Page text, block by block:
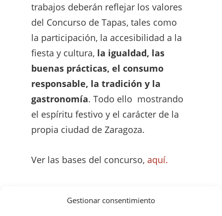
Gestionar consentimiento
trabajos deberán reflejar los valores
del Concurso de Tapas, tales como
la participación, la accesibilidad a la
fiesta y cultura, la igualdad, las
buenas prácticas, el consumo
responsable, la tradición y la
gastronomía. Todo ello mostrando
el espíritu festivo y el carácter de la
propia ciudad de Zaragoza.
Ver las bases del concurso, aquí.